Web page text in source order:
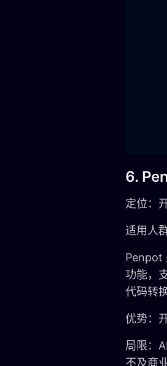
6.
定位：
适用人
Penpot
功能，
代码转
优势：
局限：
不及商